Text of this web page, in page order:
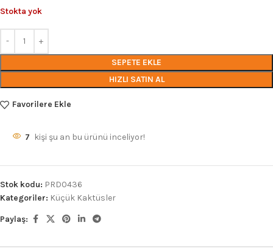
Stokta yok
SEPETE EKLE
HIZLI SATIN AL
Favorilere Ekle
7 kişi şu an bu ürünü inceliyor!
Stok kodu: PRD0436
Kategoriler: Küçük Kaktüsler
Paylaş: